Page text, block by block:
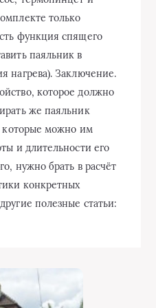
только
функция спящего
паяльник в
нагрева). Заключение.
которое должно
же паяльник
которые можно им
и длительности его
нужно брать в расчёт
конкретных
полезные статьи: